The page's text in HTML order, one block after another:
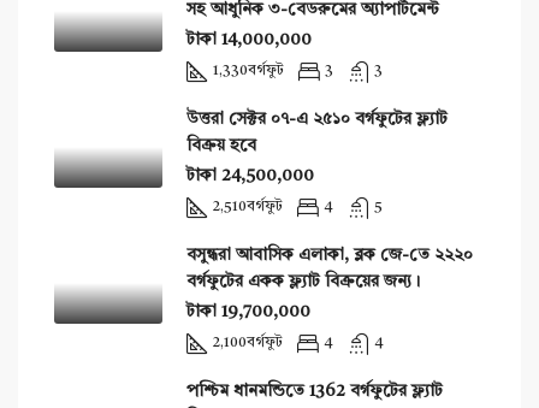
সহ আধুনিক ৩-বেডরুমের অ্যাপার্টমেন্ট
টাকা 14,000,000
1,330বর্গফুট 3 3
উত্তরা সেক্টর ০৭-এ ২৫১০ বর্গফুটের ফ্ল্যাট
বিক্রয় হবে
টাকা 24,500,000
2,510বর্গফুট 4 5
বসুন্ধরা আবাসিক এলাকা, ব্লক জে-তে ২২২০
বর্গফুটের একক ফ্ল্যাট বিক্রয়ের জন্য।
টাকা 19,700,000
2,100বর্গফুট 4 4
পশ্চিম ধানমন্ডিতে 1362 বর্গফুটের ফ্ল্যাট